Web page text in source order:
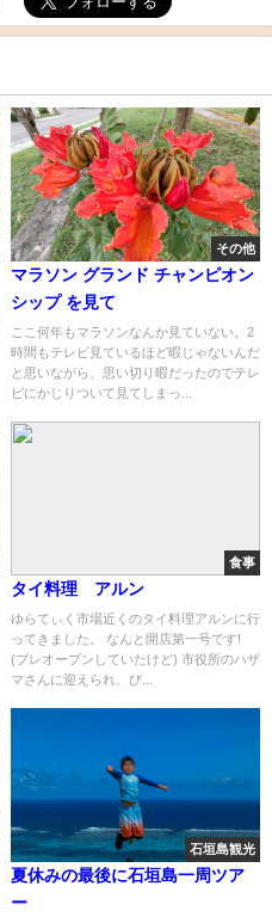
その他
マラソン グランド チャンピオン
シップ を見て
ここ何年もマラソンなんか見ていない。2
時間もテレビ見ているほど暇じゃないんだ
と思いながら、思い切り暇だったのでテレ
ビにかじりついて見てしまっ...
食事
タイ料理 アルン
ゆらてぃく市場近くのタイ料理アルンに行
ってきました。 なんと開店第一号です!
(プレオープンしていたけど) 市役所のハザ
マさんに迎えられ、び...
石垣島観光
夏休みの最後に石垣島一周ツア
ー